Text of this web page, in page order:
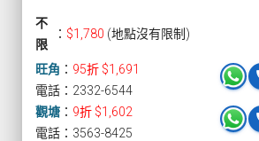
不
限
： $1,780 (地點沒有限制)
旺角 ： 95折 $1,691
電話：2332-6544
觀塘 ： 9折 $1,602
電話：3563-8425